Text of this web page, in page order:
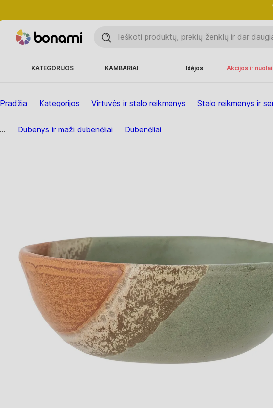
KATEGORIJOS KAMBARIAI Idėjos Akcijos ir
Pradžia Kategorijos Virtuvės ir stalo reikmenys Stalo reikmenys ir
... Dubenys ir maži dubenėliai Dubenėliai